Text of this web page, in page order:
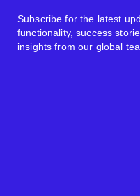
Subscribe for the latest
functionality, success
insights from our global